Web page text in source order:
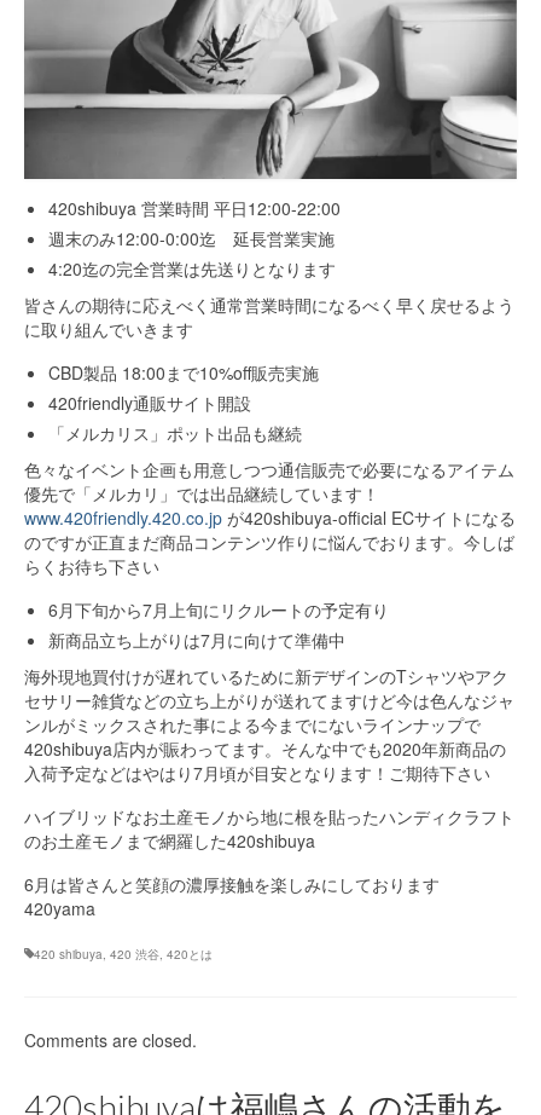
420shibuya 営業時間 平日12:00-22:00
週末のみ12:00-0:00迄 延長営業実施
4:20迄の完全営業は先送りとなります
皆さんの期待に応えべく通常営業時間になるべく早く戻せるよう
に取り組んでいきます
CBD製品 18:00まで10%off販売実施
420friendly通販サイト開設
「メルカリス」ポット出品も継続
色々なイベント企画も用意しつつ通信販売で必要になるアイテム
優先で「メルカリ」では出品継続しています！
www.420friendly.420.co.jp が420shibuya-official ECサイトになる
のですが正直まだ商品コンテンツ作りに悩んでおります。今しば
らくお待ち下さい
6月下旬から7月上旬にリクルートの予定有り
新商品立ち上がりは7月に向けて準備中
海外現地買付けが遅れているために新デザインのTシャツやアク
セサリー雑貨などの立ち上がりが送れてますけど今は色んなジャ
ンルがミックスされた事による今までにないラインナップで
420shibuya店内が賑わってます。そんな中でも2020年新商品の
入荷予定などはやはり7月頃が目安となります！ご期待下さい
ハイブリッドなお土産モノから地に根を貼ったハンディクラフト
のお土産モノまで網羅した420shibuya
6月は皆さんと笑顔の濃厚接触を楽しみにしております
420yama
420 shibuya, 420 渋谷, 420とは
Comments are closed.
420shibuyaは福嶋さんの活動を